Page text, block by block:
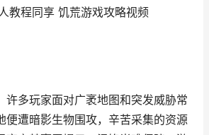
教程同享 饥荒游戏攻略视频
许多玩家面对广袤地图和突发威胁常
便遭暗影生物围攻，辛苦采集的资源